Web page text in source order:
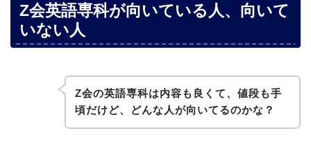
Z会英語専科が向いている人、向いて
いない人
Z会の英語専科は内容も良くて、値段も手
頃だけど、どんな人が向いてるのかな？